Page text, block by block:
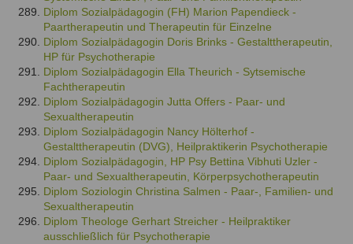
Diplom Sozialpädagogin (FH) Marion Papendieck -
Paartherapeutin und Therapeutin für Einzelne
Diplom Sozialpädagogin Doris Brinks - Gestalttherapeutin,
HP für Psychotherapie
Diplom Sozialpädagogin Ella Theurich - Sytsemische
Fachtherapeutin
Diplom Sozialpädagogin Jutta Offers - Paar- und
Sexualtherapeutin
Diplom Sozialpädagogin Nancy Hölterhof -
Gestalttherapeutin (DVG), Heilpraktikerin Psychotherapie
Diplom Sozialpädagogin, HP Psy Bettina Vibhuti Uzler -
Paar- und Sexualtherapeutin, Körperpsychotherapeutin
Diplom Soziologin Christina Salmen - Paar-, Familien- und
Sexualtherapeutin
Diplom Theologe Gerhart Streicher - Heilpraktiker
ausschließlich für Psychotherapie